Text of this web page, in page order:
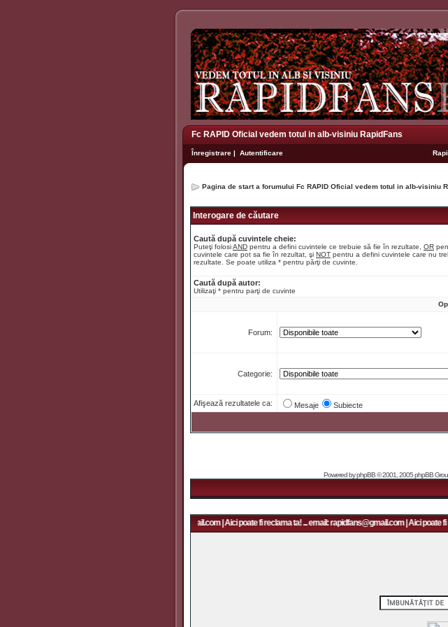
Fc RAPID Oficial vedem totul in alb-visiniu RapidFans
Înregistrare | Autentificare
Pagina de start a forumului Fc RAPID Oficial vedem totul in alb-visiniu
Interogare de căutare
Caută după cuvintele cheie:
Puteţi folosiAND pentru a defini cuvintele ce trebuie să fie în rezultate, OR
cuvintele care pot sa fie în rezultat, şi NOT pentru a defini cuvintele care nu
rezultate. Se poate utiliza * pentru părţi de cuvinte.
Caută după autor:
Utilizaţi * pentru parţi de cuvinte
Forum:
Categorie:
Afişează rezultatele ca:
Mesaje Subiecte
Powered byphpBB© 2001, 2005 phpBB
Aici poate fi reclama ta! ... email: rapidfans@gmail.com | Aici poate fi reclama ta! ... email: rapidfans@gmail.com | Aici poate fi